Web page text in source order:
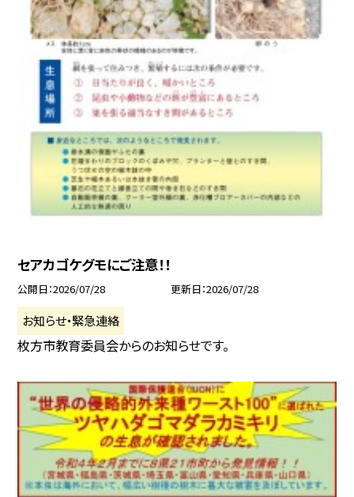
セアカゴケグモにご注意！！
公開日 2026/07/28 更新日 2026/07/28
お知らせ・緊急連絡
枚方市教育委員会からのお知らせです。